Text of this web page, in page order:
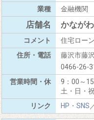
金融機関
かなが
住宅ロー
藤沢市藤
0466-26-
9：00～
土・日・
HP・SNS